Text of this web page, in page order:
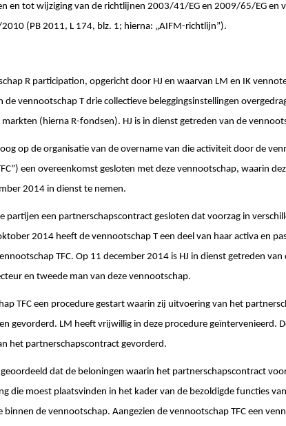
en tot wijziging van de richtlijnen 2003/41/EG en 2009/65/EG en
(PB 2011, L 174, blz. 1; hierna: „AIFM-richtlijnˮ).
R participation, opgericht door HJ en waarvan LM en IK
de vennootschap T drie collectieve beleggingsinstellingen
(hierna R-fondsen). HJ is in dienst getreden van de
op de organisatie van de overname van die activiteit door de
een overeenkomst gesloten met deze vennootschap, waarin
2014 in dienst te nemen.
partijen een partnerschapscontract gesloten dat voorzag in
2014 heeft de vennootschap T een deel van haar activa en
TFC. Op 11 december 2014 is HJ in dienst getreden van
en tweede man van deze vennootschap.
TFC een procedure gestart waarin zij uitvoering van het
gevorderd. LM heeft vrijwillig in deze procedure geïntervenieerd.
het partnerschapscontract gevorderd.
dat de beloningen waarin het partnerschapscontract
die moest plaatsvinden in het kader van de bezoldigde functies
binnen de vennootschap. Aangezien de vennootschap TFC een